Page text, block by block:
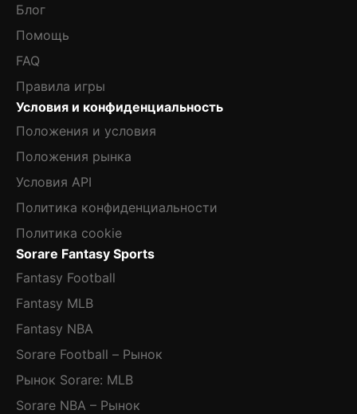
Блог
Помощь
FAQ
Правила игры
Условия и конфиденциальность
Положения и условия
Положения рынка
Условия API
Политика конфиденциальности
Политика cookie
Sorare Fantasy Sports
Fantasy Football
Fantasy MLB
Fantasy NBA
Sorare Football – Рынок
Рынок Sorare: MLB
Sorare NBA – Рынок